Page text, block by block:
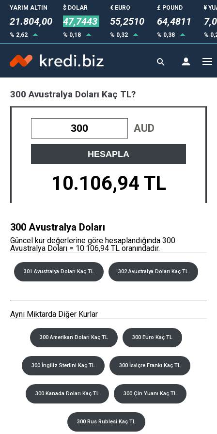
YARIM ALTIN
21.804,00
% 2,62
$ DOLAR
47,7443
% 0,18
€ EURO
55,2510
% 0,32
£ POUND
64,4811
% 0,38
¥
%
300 Avustralya Doları Kaç TL?
AUD
HESAPLA
10.106,94 TL
300 Avustralya Doları
Güncel kur değerlerine göre hesaplandığında 300
Avustralya Doları = 10.106,94 TL oranındadır.
301 Avustralya Doları Kaç TL 302 Avustralya Doları Kaç TL
Aynı Miktarda Diğer Kurlar
300 Amerikan Doları Kaç TL 300 Euro Kaç TL
300 İngiliz Sterlini Kaç TL 300 İsviçre Frankı Kaç TL
300 Kanada Doları Kaç TL 300 Çin Yuanı Kaç TL
300 Rus Rublesi Kaç TL